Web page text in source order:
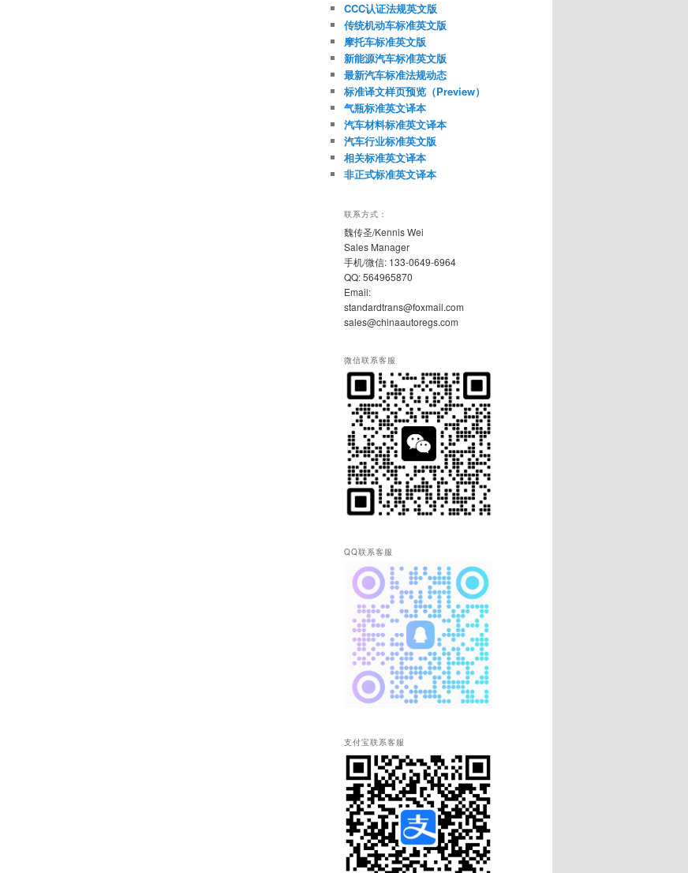
CCC认证法规英文版
传统机动车标准英文版
摩托车标准英文版
新能源汽车标准英文版
最新汽车标准法规动态
标准译文样页预览（Preview）
气瓶标准英文译本
汽车材料标准英文译本
汽车行业标准英文版
相关标准英文译本
非正式标准英文译本
联系方式：
魏传圣/Kennis Wei
Sales Manager
手机/微信: 133-0649-6964
QQ: 564965870
Email:
standardtrans@foxmail.com
sales@chinaautoregs.com
微信联系客服
QQ联系客服
支付宝联系客服